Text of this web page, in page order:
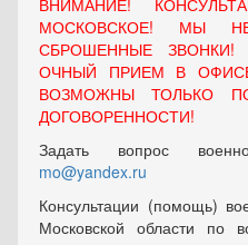
ВНИМАНИЕ!
МОСКОВСКОЕ! МЫ
СБРОШЕННЫЕ
ОЧНЫЙ ПРИЕМ В
ВОЗМОЖНЫ ТОЛЬКО
ДОГОВОРЕННОСТИ!
Задать вопрос
mo@yandex.ru
Консультации (помощь)
Московской области по